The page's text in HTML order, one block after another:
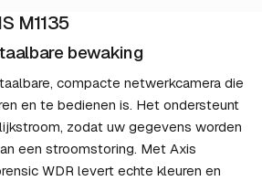
M1135
bewaking
compacte netwerkcamera die
en te bedienen is. Het ondersteunt
zodat uw gegevens worden
een stroomstoring. Met Axis
WDR levert echte kleuren en